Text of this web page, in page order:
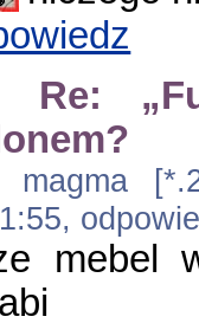
Re:
magma
mebel